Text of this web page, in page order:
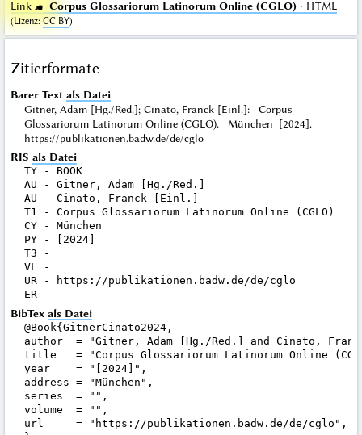
Link ☛ Corpus Glossariorum Latinorum Online (CGLO) · HTML
(Lizenz:CC BY)
Zitierformate
Barer Text als Datei
Gitner, Adam [Hg./Red.]; Cinato, Franck [Einl.]: Corpus
Glossariorum Latinorum Online (CGLO). München [2024].
https://publikationen.badw.de/de/cglo
RIS als Datei
TY - BOOK
AU - Gitner, Adam [Hg./Red.]
AU - Cinato, Franck [Einl.]
T1 - Corpus Glossariorum Latinorum Online (CGLO)
CY - München
PY - [2024]
T3 -
VL -
UR - https://publikationen.badw.de/de/cglo
BibTex als Datei
@Book{GitnerCinato2024,
author  = "Gitner, Adam [Hg./Red.] and Cinato,
title   = "Corpus Glossariorum Latinorum Online
year    = "[2024]",
address = "München",
series  = "",
volume  = "",
url     = "https://publikationen.badw.de/de/cglo",